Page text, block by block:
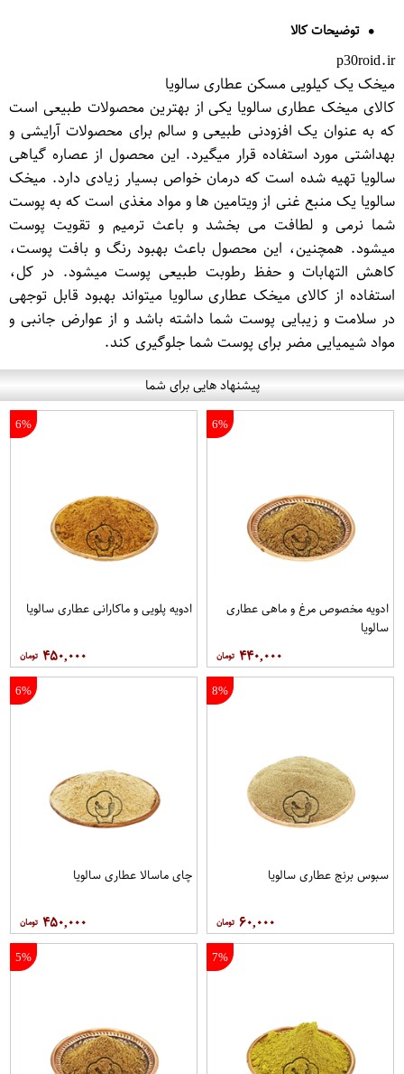
توضیحات کالا
p30roid.ir
میخک یک کیلویی مسکن عطاری سالویا
کالای میخک عطاری سالویا یکی از بهترین محصولات طبیعی است
که به عنوان یک افزودنی طبیعی و سالم برای محصولات آرایشی و
بهداشتی مورد استفاده قرار میگیرد. این محصول از عصاره گیاهی
سالویا تهیه شده است که درمان خواص بسیار زیادی دارد. میخک
سالویا یک منبع غنی از ویتامین ها و مواد مغذی است که به پوست
شما نرمی و لطافت می بخشد و باعث ترمیم و تقویت پوست
میشود. همچنین، این محصول باعث بهبود رنگ و بافت پوست،
کاهش التهابات و حفظ رطوبت طبیعی پوست میشود. در کل،
استفاده از کالای میخک عطاری سالویا میتواند بهبود قابل توجهی
در سلامت و زیبایی پوست شما داشته باشد و از عوارض جانبی و
مواد شیمیایی مضر برای پوست شما جلوگیری کند.
پیشنهاد هایی برای شما
6%
ادویه مخصوص مرغ و ماهی عطاری
سالویا
۴۴۰,۰۰۰
6%
ادویه پلویی و ماکارانی عطاری سالویا
۴۵۰,۰۰۰
8%
سبوس برنج عطاری سالویا
۶۰,۰۰۰
6%
چای ماسالا عطاری سالویا
۴۵۰,۰۰۰
7%
5%